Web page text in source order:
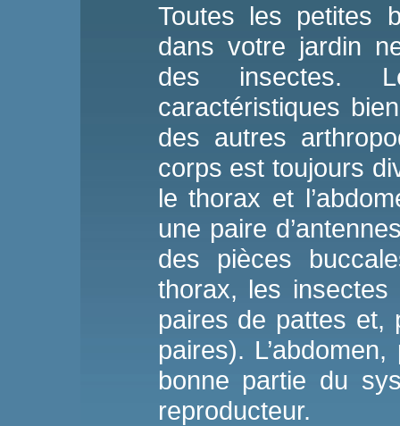
Toutes les petites
dans votre jardin
des insectes.
caractéristiques
des autres
corps est toujours
le thorax et
une paire
des pièces
thorax, les
paires de pattes et,
paires).
bonne partie du
reproducteur.